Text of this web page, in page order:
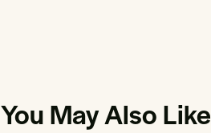
You May Also Like